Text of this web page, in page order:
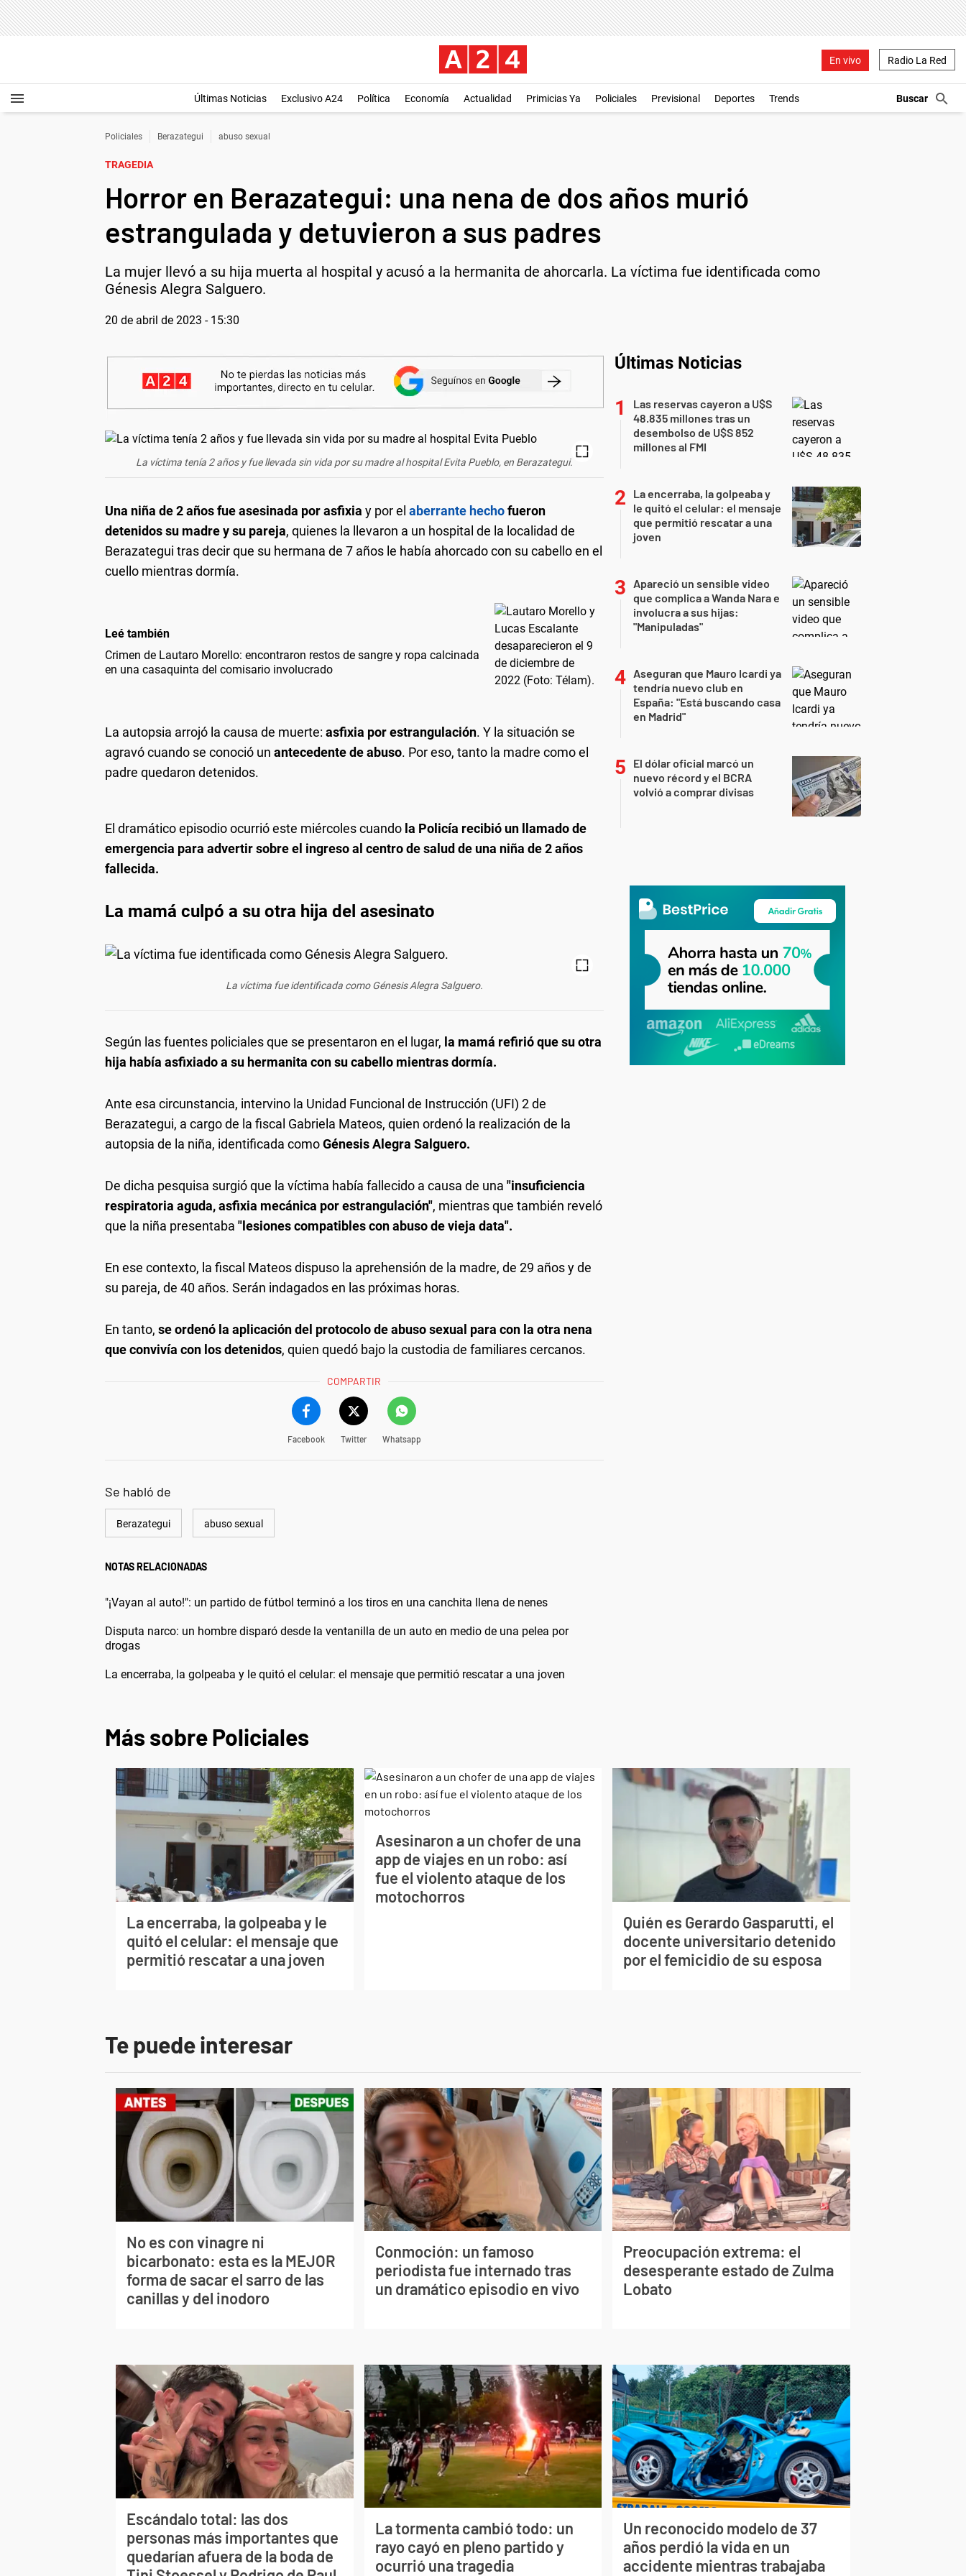
En vivo Radio La Red
Últimas Noticias Exclusivo A24 Política Economía Actualidad Primicias Ya Policiales Previsional Deportes Trends
Policiales Berazategui abuso sexual
TRAGEDIA
Horror en Berazategui: una nena de dos años murió
estrangulada y detuvieron a sus padres
La mujer llevó a su hija muerta al hospital y acusó a la hermanita de ahorcarla. La víctima fue identificada como
Génesis Alegra Salguero.
20 de abril de 2023 - 15:30
La víctima tenía 2 años y fue llevada sin vida por su madre al hospital Evita Pueblo, en Berazategui.
Una niña de 2 años fue asesinada por asfixia y por el aberrante hechofueron
detenidos su madre y su pareja, quienes la llevaron a un hospital de la localidad de
Berazategui tras decir que su hermana de 7 años le había ahorcado con su cabello en el
cuello mientras dormía.
Leé también
Crimen de Lautaro Morello: encontraron restos de sangre y ropa calcinada
en una casaquinta del comisario involucrado
La autopsia arrojó la causa de muerte: asfixia por estrangulación. Y la situación se
agravó cuando se conoció un antecedente de abuso. Por eso, tanto la madre como el
padre quedaron detenidos.
El dramático episodio ocurrió este miércoles cuando la Policía recibió un llamado de
emergencia para advertir sobre el ingreso al centro de salud de una niña de 2 años
fallecida.
La mamá culpó a su otra hija del asesinato
La víctima fue identificada como Génesis Alegra Salguero.
Según las fuentes policiales que se presentaron en el lugar, la mamá refirió que su otra
hija había asfixiado a su hermanita con su cabello mientras dormía.
Ante esa circunstancia, intervino la Unidad Funcional de Instrucción (UFI) 2 de
Berazategui, a cargo de la fiscal Gabriela Mateos, quien ordenó la realización de la
autopsia de la niña, identificada comoGénesis Alegra Salguero.
De dicha pesquisa surgió que la víctima había fallecido a causa de una "insuficiencia
respiratoria aguda, asfixia mecánica por estrangulación", mientras que también reveló
que la niña presentaba "lesiones compatibles con abuso de vieja data".
En ese contexto, la fiscal Mateos dispuso la aprehensión de la madre, de 29 años y de
su pareja, de 40 años. Serán indagados en las próximas horas.
En tanto, se ordenó la aplicación del protocolo de abuso sexual para con la otra nena
que convivía con los detenidos, quien quedó bajo la custodia de familiares cercanos.
COMPARTIR
Facebook Twitter Whatsapp
Se habló de
Berazategui abuso sexual
NOTAS RELACIONADAS
"¡Vayan al auto!": un partido de fútbol terminó a los tiros en una canchita llena de nenes
Disputa narco: un hombre disparó desde la ventanilla de un auto en medio de una pelea por
drogas
La encerraba, la golpeaba y le quitó el celular: el mensaje que permitió rescatar a una joven
Últimas Noticias
Las reservas cayeron a U$S
48.835 millones tras un
desembolso de U$S 852
millones al FMI
La encerraba, la golpeaba y
le quitó el celular: el mensaje
que permitió rescatar a una
joven
Apareció un sensible video
que complica a Wanda Nara e
involucra a sus hijas:
"Manipuladas"
Aseguran que Mauro Icardi ya
tendría nuevo club en
España: "Está buscando casa
en Madrid"
El dólar oficial marcó un
nuevo récord y el BCRA
volvió a comprar divisas
Más sobre Policiales
La encerraba, la golpeaba y le
quitó el celular: el mensaje que
permitió rescatar a una joven
Asesinaron a un chofer de una
app de viajes en un robo: así
fue el violento ataque de los
motochorros
Quién es Gerardo Gasparutti, el
docente universitario detenido
por el femicidio de su esposa
Te puede interesar
No es con vinagre ni
bicarbonato: esta es la MEJOR
forma de sacar el sarro de las
canillas y del inodoro
Conmoción: un famoso
periodista fue internado tras
un dramático episodio en vivo
Preocupación extrema: el
desesperante estado de Zulma
Lobato
Escándalo total: las dos
personas más importantes que
quedarían afuera de la boda de
La tormenta cambió todo: un
rayo cayó en pleno partido y
ocurrió una tragedia
Un reconocido modelo de 37
años perdió la vida en un
accidente mientras trabajaba